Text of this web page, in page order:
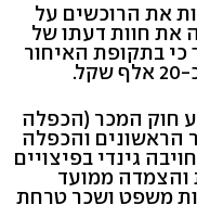
את הרוכשים על
את חוות דעתו של
בתקופת האיחור
חוק המכר (הכפלה
הראשונים והכפלה
חויבה גינדי בפיצויים
והצמדה ממועד
משפט ושכר טרחת